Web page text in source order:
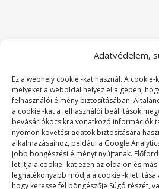
Adatvédelem,
Ez a webhely cookie -kat használ. A cookie-
melyeket a weboldal helyez el a gépén,
felhasználói élmény biztosításában.
a cookie -kat a felhasználói beállítások
bevásárlókocsikra vonatkozó információk
nyomon követési adatok biztosítására
alkalmazásaihoz, például a Google
jobb böngészési élményt nyújtanak.
letiltja a cookie -kat ezen az oldalon és más
leghatékonyabb módja a cookie -k letiltása
hogy keresse fel böngészője Súgó részét,
SZAKMAI